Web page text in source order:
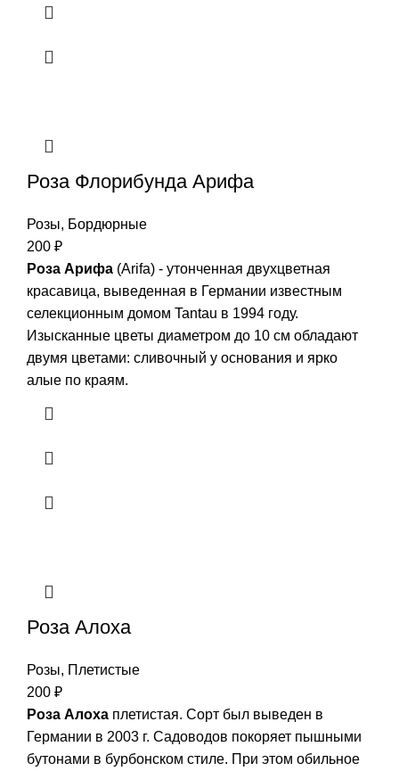
Роза Флорибунда Арифа
Розы, Бордюрные
200 ₽
Роза Арифа (Arifa) - утонченная двухцветная
красавица, выведенная в Германии известным
селекционным домом Tantau в 1994 году.
Изысканные цветы диаметром до 10 см обладают
двумя цветами: сливочный у основания и ярко
алые по краям.
Роза Алоха
Розы, Плетистые
200 ₽
Роза Алоха плетистая. Сорт был выведен в
Германии в 2003 г. Садоводов покоряет пышными
бутонами в бурбонском стиле. При этом обильное